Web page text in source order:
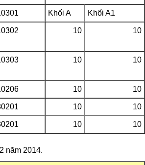
Khối A Khối A1
10 10
10 10
10 10
10 10
10 10
năm 2014.